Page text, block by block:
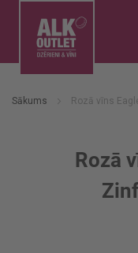
Sākums Rozā vīns
Rozā